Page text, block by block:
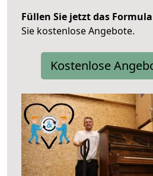
Füllen Sie jetzt das
Sie kostenlose Angebote.
Kostenlose